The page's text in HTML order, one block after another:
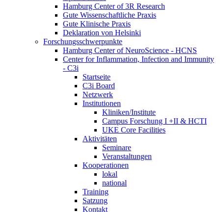
Hamburg Center of 3R Research
Gute Wissenschaftliche Praxis
Gute Klinische Praxis
Deklaration von Helsinki
Forschungsschwerpunkte
Hamburg Center of NeuroScience - HCNS
Center for Inflammation, Infection and Immunity
- C3i
Startseite
C3i Board
Netzwerk
Institutionen
Kliniken/Institute
Campus Forschung I +II & HCTI
UKE Core Facilities
Aktivitäten
Seminare
Veranstaltungen
Kooperationen
lokal
national
Training
Satzung
Kontakt